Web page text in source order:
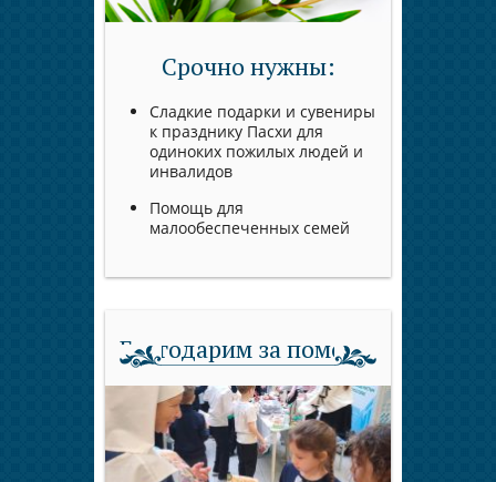
Срочно нужны:
Сладкие подарки и сувениры
к празднику Пасхи для
одиноких пожилых людей и
инвалидов
Помощь для
малообеспеченных семей
Благодарим за помощь